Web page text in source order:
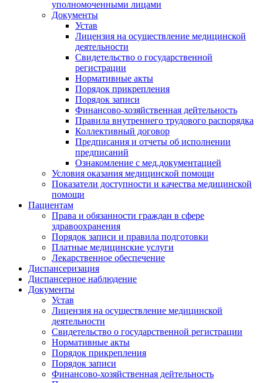
уполномоченными лицами
Документы
Устав
Лицензия на осуществление медицинской
деятельности
Свидетельство о государственной
регистрации
Нормативные акты
Порядок прикрепления
Порядок записи
Финансово-хозяйственная дейтельность
Правила внутреннего трудового распорядка
Коллективный договор
Предписания и отчеты об исполнении
предписаний
Ознакомление с мед.документацией
Условия оказания медицинской помощи
Показатели доступности и качества медицинской
помощи
Пациентам
Права и обязанности граждан в сфере
здравоохранения
Порядок записи и правила подготовки
Платные медицинские услуги
Лекарственное обеспечение
Диспансеризация
Диспансерное наблюдение
Документы
Устав
Лицензия на осуществление медицинской
деятельности
Свидетельство о государственной регистрации
Нормативные акты
Порядок прикрепления
Порядок записи
Финансово-хозяйственная дейтельность